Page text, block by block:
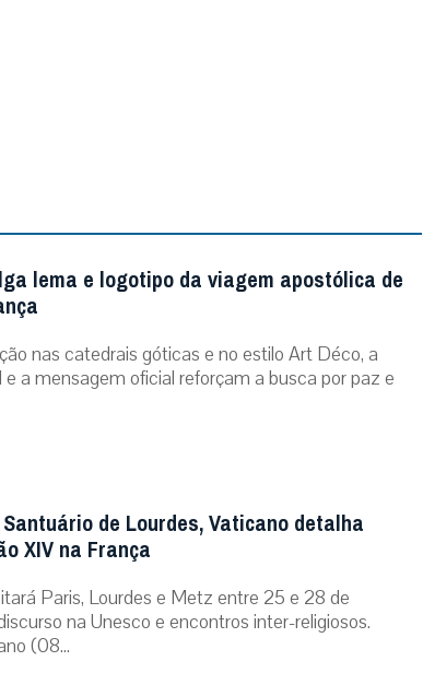
lema e logotipo da viagem apostólica de
nas catedrais góticas e no estilo Art Déco, a
e a mensagem oficial reforçam a busca por paz e
de Lourdes, Vaticano detalha
XIV na França
Paris, Lourdes e Metz entre 25 e 28 de
na Unesco e encontros inter-religiosos.
(08...